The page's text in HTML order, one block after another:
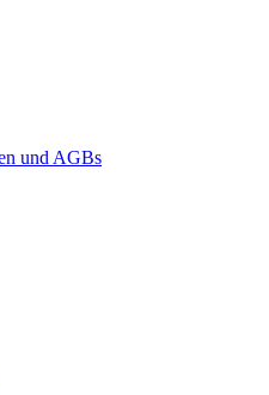
und AGBs